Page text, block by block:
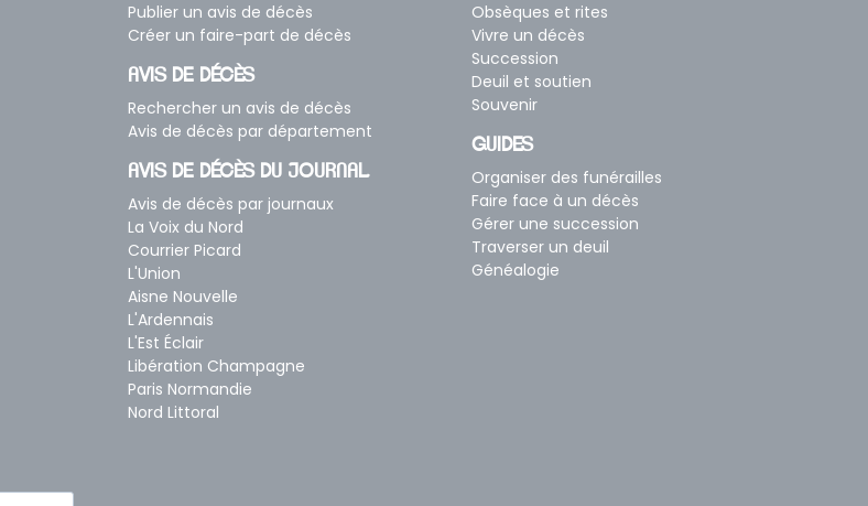
Publier un avis de décès
Créer un faire-part de décès
AVIS DE DÉCÈS
Rechercher un avis de décès
Avis de décès par département
AVIS DE DÉCÈS DU JOURNAL
Avis de décès par journaux
La Voix du Nord
Courrier Picard
L'Union
Aisne Nouvelle
L'Ardennais
L'Est Éclair
Libération Champagne
Paris Normandie
Nord Littoral
Obsèques et rites
Vivre un décès
Succession
Deuil et soutien
Souvenir
GUIDES
Organiser des funérailles
Faire face à un décès
Gérer une succession
Traverser un deuil
Généalogie